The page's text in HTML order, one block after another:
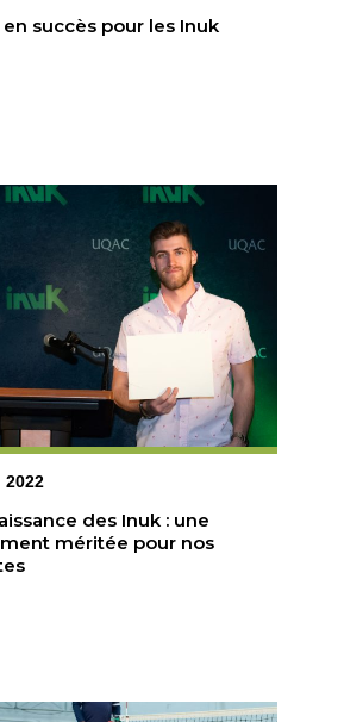
succès pour les Inuk
2022
des Inuk : une
méritée pour nos